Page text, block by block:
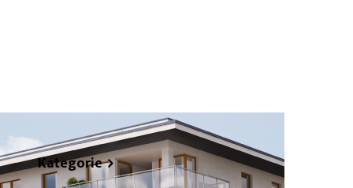
Kategorie